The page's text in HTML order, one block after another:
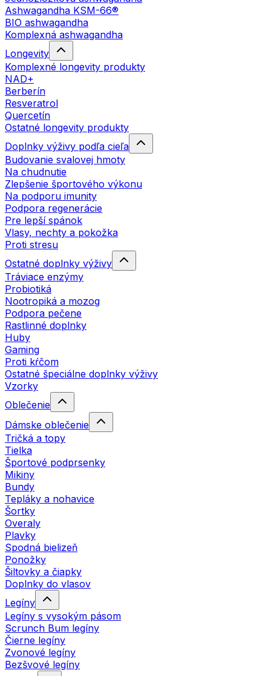
Ashwagandha KSM-66®
BIO ashwagandha
Komplexná ashwagandha
Longevity
Komplexné longevity produkty
NAD+
Berberín
Resveratrol
Quercetín
Ostatné longevity produkty
Doplnky výživy podľa cieľa
Budovanie svalovej hmoty
Na chudnutie
Zlepšenie športového výkonu
Na podporu imunity
Podpora regenerácie
Pre lepší spánok
Vlasy, nechty a pokožka
Proti stresu
Ostatné doplnky výživy
Tráviace enzýmy
Probiotiká
Nootropiká a mozog
Podpora pečene
Rastlinné doplnky
Huby
Gaming
Proti kŕčom
Ostatné špeciálne doplnky výživy
Vzorky
Oblečenie
Dámske oblečenie
Tričká a topy
Tielka
Športové podprsenky
Mikiny
Bundy
Tepláky a nohavice
Šortky
Overaly
Plavky
Spodná bielizeň
Ponožky
Šiltovky a čiapky
Doplnky do vlasov
Legíny
Legíny s vysokým pásom
Scrunch Bum legíny
Čierne legíny
Zvonové legíny
Bezšvové legíny